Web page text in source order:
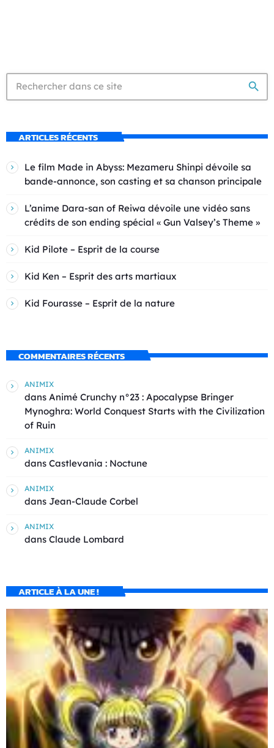
search
ARTICLES RÉCENTS
Le film Made in Abyss: Mezameru Shinpi dévoile sa
bande-annonce, son casting et sa chanson principale
L’anime Dara-san of Reiwa dévoile une vidéo sans
crédits de son ending spécial « Gun Valsey’s Theme »
Kid Pilote – Esprit de la course
Kid Ken – Esprit des arts martiaux
Kid Fourasse – Esprit de la nature
COMMENTAIRES RÉCENTS
ANIMIX
dans Animé Crunchy n°23 : Apocalypse Bringer
Mynoghra: World Conquest Starts with the Civilization
of Ruin
ANIMIX
dans Castlevania : Noctune
ANIMIX
dans Jean-Claude Corbel
ANIMIX
dans Claude Lombard
ARTICLE À LA UNE !